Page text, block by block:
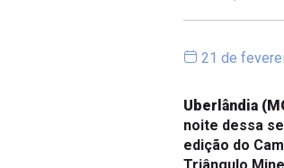
21 de
Uberlândia
noite dessa
edição do
Triângulo